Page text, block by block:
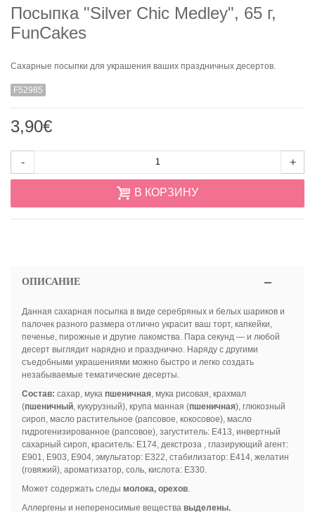
Посыпка "Silver Chic Medley", 65 г,
FunCakes
Сахарные посыпки для украшения ваших праздничных десертов.
F52985
3,90€
- +
В КОРЗИНУ
ОПИСАНИЕ
Данная сахарная посыпка в виде серебряных и белых шариков и
палочек разного размера отлично украсит ваш торт, капкейки,
печенье, пирожные и другие лакомства. Пара секунд — и любой
десерт выглядит нарядно и празднично. Наряду с другими
съедобными украшениями можно быстро и легко создать
незабываемые тематические десерты.
Состав: сахар, мука пшеничная, мука рисовая, крахмал
(пшеничный, кукурузный), крупа манная (пшеничная), глюкозный
сироп, масло растительное (рапсовое, кокосовое), масло
гидрогенизированное (рапсовое), загуститель: Е413, инвертный
сахарный сироп, краситель: Е174, декстроза , глазирующий агент:
E901, E903, E904, эмульгатор: E322, стабилизатор: E414, желатин
(говяжий), ароматизатор, соль, кислота: E330.
Может содержать следы молока, орехов.
Аллергены и непереносимые вещества выделены.